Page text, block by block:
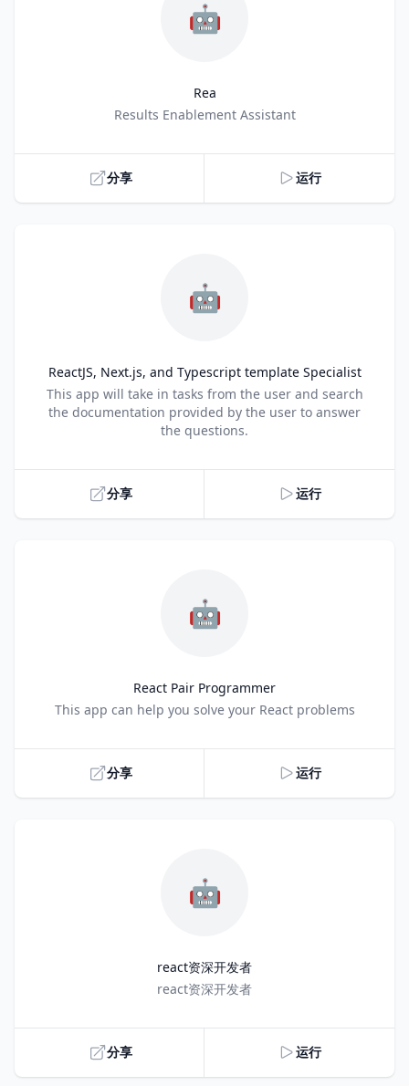
🤖
Rea
Results Enablement Assistant
分享 运行
🤖
ReactJS, Next.js, and Typescript template Specialist
Title
This app will take in tasks from the user and search
the documentation provided by the user to answer
the questions.
分享 运行
🤖
React Pair Programmer
Title
This app can help you solve your React problems
分享 运行
🤖
react资深开发者
react资深开发者
分享 运行